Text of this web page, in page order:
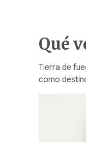
Qué
Tierra de
como